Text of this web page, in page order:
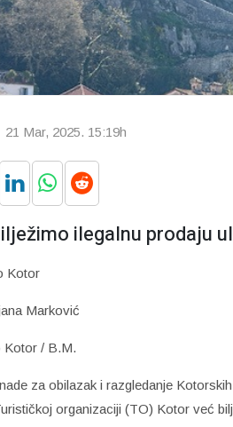
21 Mar, 2025. 15:19h
ilegalnu prodaju
Kotor
Marković
Kotor / B.M.
za obilazak i razgledanje
organizaciji (TO) Kotor već